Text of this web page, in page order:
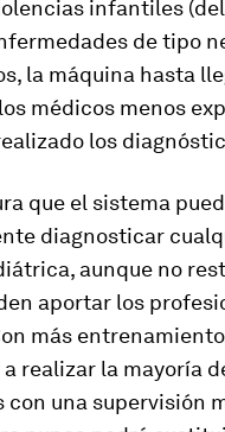
infantiles
de tipo
la máquina hasta
médicos menos
los
que el sistema
diagnosticar
aunque no
aportar los
más
realizar la mayoría
con una supervisión